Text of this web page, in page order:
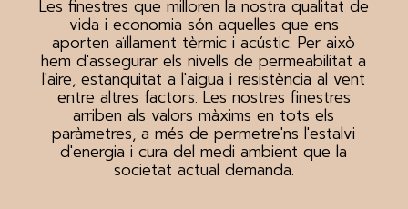
Les finestres que milloren la nostra qualitat de
vida i economia són aquelles que ens
aporten aïllament tèrmic i acústic. Per això
hem d'assegurar els nivells de permeabilitat a
l'aire, estanquitat a l'aigua i resistència al vent
entre altres factors. Les nostres finestres
arriben als valors màxims en tots els
paràmetres, a més de permetre'ns l'estalvi
d'energia i cura del medi ambient que la
societat actual demanda.